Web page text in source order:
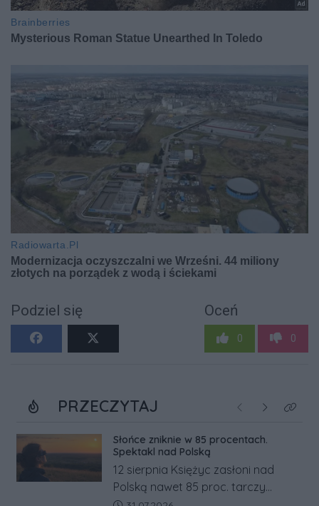
Podziel się Oceń
0 0
PRZECZYTAJ Poprzednie
NastępneKliknij
Słońce zniknie w 85 procentach.
Spektakl nad Polską
12 sierpnia Księżyc zasłoni nad
Polską nawet 85 proc. tarczy